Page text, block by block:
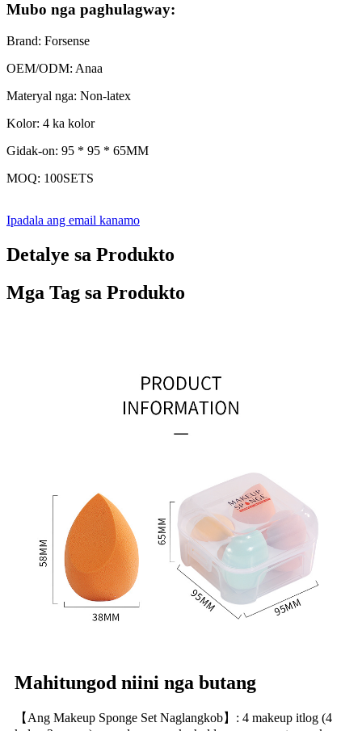
Mubo nga paghulagway:
Brand: Forsense
OEM/ODM: Anaa
Materyal nga: Non-latex
Kolor: 4 ka kolor
Gidak-on: 95 * 95 * 65MM
MOQ: 100SETS
Ipadala ang email kanamo
Detalye sa Produkto
Mga Tag sa Produkto
Mahitungod niini nga butang
【Ang Makeup Sponge Set Naglangkob】: 4 makeup itlog (4